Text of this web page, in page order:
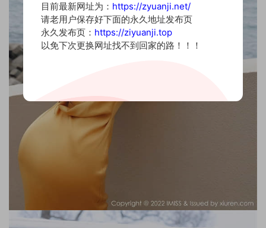
目前最新网址为： https://zyuanji.net/
请老用户保存好下面的永久地址发布页
永久发布页： https://ziyuanji.top
以免下次更换网址找不到回家的路！！！